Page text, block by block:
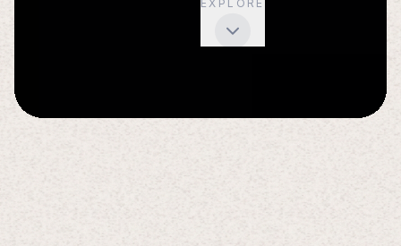
EXPLORE